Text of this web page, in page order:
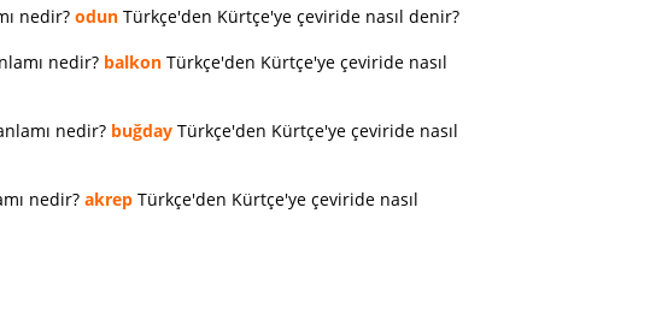
nedir? odun Türkçe'den Kürtçe'ye çeviride nasıl denir?
nedir? balkon Türkçe'den Kürtçe'ye çeviride nasıl
nedir? buğday Türkçe'den Kürtçe'ye çeviride nasıl
nedir? akrep Türkçe'den Kürtçe'ye çeviride nasıl